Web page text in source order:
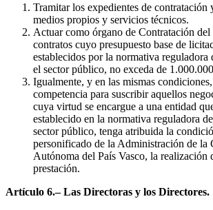
Tramitar los expedientes de contratación
medios propios y servicios técnicos.
Actuar como órgano de Contratación
contratos cuyo presupuesto base de
establecidos por la normativa reguladora
el sector público, no exceda de
Igualmente, y en las mismas
competencia para suscribir aquellos
cuya virtud se encargue a una entidad
establecido en la normativa reguladora
sector público, tenga atribuida la
personificado de la Administración de la
Autónoma del País Vasco, la realización
prestación.
Artículo 6.– Las Directoras y los Directores.